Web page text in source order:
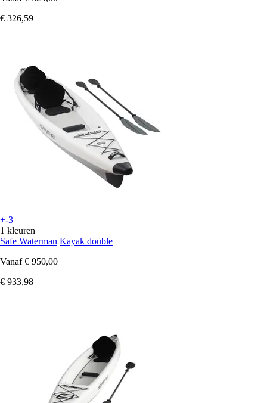
€ 326,59
+-3
1 kleuren
Safe Waterman Kayak double
Vanaf € 950,00
€ 933,98